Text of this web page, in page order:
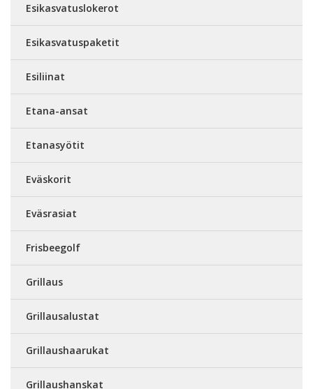
Esikasvatuslokerot
Esikasvatuspaketit
Esiliinat
Etana-ansat
Etanasyötit
Eväskorit
Eväsrasiat
Frisbeegolf
Grillaus
Grillausalustat
Grillaushaarukat
Grillaushanskat